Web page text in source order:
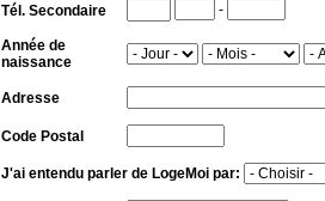
Tél. Secondaire -
Année de
naissance
Adresse
Code Postal
J'ai entendu parler de LogeMoi par: